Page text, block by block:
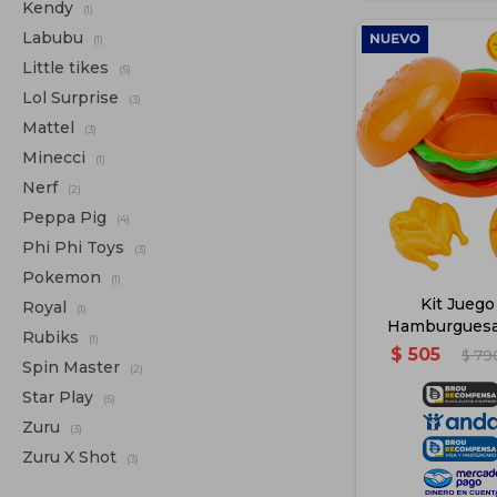
Kit
$ 505 $
Kendy (1)
Labubu (1)
Little tikes (5)
Lol Surprise (3)
Mattel (3)
Minecci (1)
Nerf (2)
Peppa Pig (4)
Phi Phi Toys (3)
Pokemon (1)
Royal (1)
Rubiks (1)
Spin Master (2)
Star Play (5)
Zuru (3)
Zuru X Shot (3)